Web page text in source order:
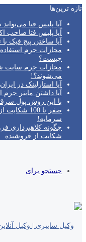
تازه‌ ترین‌ها
آیا پلیس فتا
آیا پلیس فتا صاحب
آیا ساختن پیج فیک
مجازات جرم
چیست؟
مجازات جرم سایت
می‌شوند؟!
آیا استارلینک در
آیا داشتن ماینر
با این روش پول
صفر تا 100
سرمایه!
چگونه کلاهبرداری
شکایت از فروشنده
جستجو برای